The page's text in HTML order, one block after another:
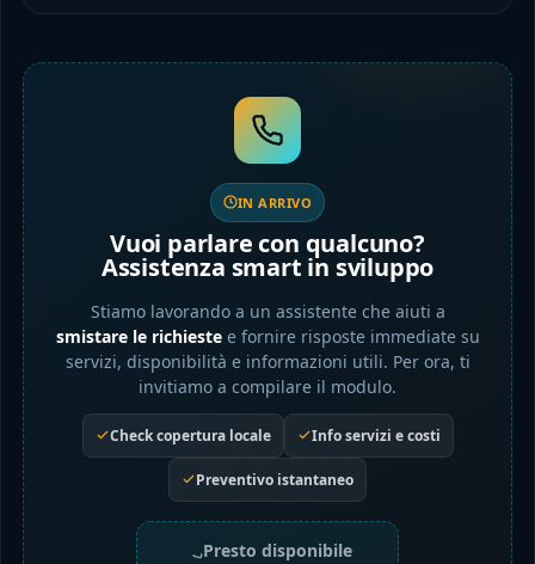
IN ARRIVO
Vuoi parlare con qualcuno?
Assistenza smart in sviluppo
Stiamo lavorando a un assistente che aiuti a
smistare le richiestee fornire risposte immediate su
servizi, disponibilità e informazioni utili. Per ora, ti
invitiamo a compilare il modulo.
Check copertura locale Info servizi e costi
Preventivo istantaneo
Presto disponibile